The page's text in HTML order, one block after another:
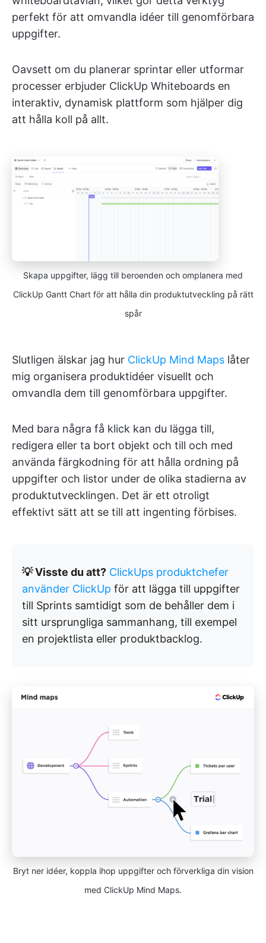
perfekt för att omvandla idéer till genomförbara
uppgifter.
Oavsett om du planerar sprintar eller utformar
processer erbjuder ClickUp Whiteboards en
interaktiv, dynamisk plattform som hjälper dig
att hålla koll på allt.
Skapa uppgifter, lägg till beroenden och omplanera med
ClickUp Gantt Chart för att hålla din produktutveckling på rätt
spår
Slutligen älskar jag hur ClickUp Mind Maps låter
mig organisera produktidéer visuellt och
omvandla dem till genomförbara uppgifter.
Med bara några få klick kan du lägga till,
redigera eller ta bort objekt och till och med
använda färgkodning för att hålla ordning på
uppgifter och listor under de olika stadierna av
produktutvecklingen. Det är ett otroligt
effektivt sätt att se till att ingenting förbises.
💡 Visste du att? ClickUps produktchefer
använder ClickUp för att lägga till uppgifter
till Sprints samtidigt som de behåller dem i
sitt ursprungliga sammanhang, till exempel
en projektlista eller produktbacklog.
Bryt ner idéer, koppla ihop uppgifter och förverkliga din vision
med ClickUp Mind Maps.